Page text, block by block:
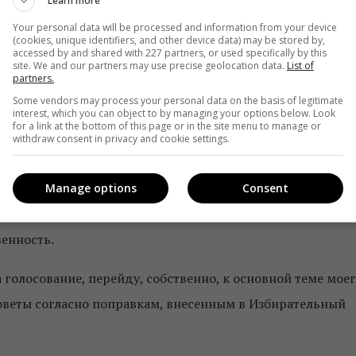
каким бы оно ни было – телеграмм-каналы, интернет-
и радио, было качественным.
вынести на рассмотрение Верховной Рады,
сферу. И это тоже вызывает опасения. Законопроект,
еще анализировать и вносить поправки. И
даже сами нардепы. Инсайдерская информация из
до выборов, данный закон не будет вынесен на
перейду, собственно, к основной теме
согласно поправкам, внесенным в Избирательный
Your personal data will be processed and information from your device
(cookies, unique identifiers, and other device data) may be stored by,
accessed by and shared with 227 partners, or used specifically by this
site. We and our partners may use precise geolocation data. List of
partners.
Some vendors may process your personal data on the basis of legitimate
interest, which you can object to by managing your options below. Look
for a link at the bottom of this page or in the site menu to manage or
withdraw consent in privacy and cookie settings.
Consent
Manage options